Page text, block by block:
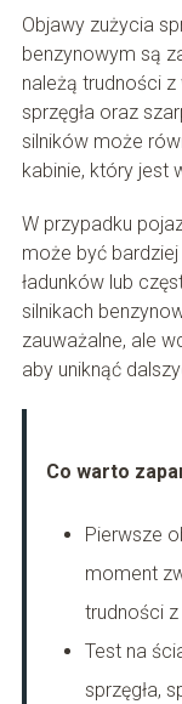
Objawy zużycia
benzynowym są
należą trudności z
sprzęgła oraz
silników może
kabinie, który jest
W przypadku
może być
ładunków lub
silnikach
zauważalne, ale
aby uniknąć
Co warto
Pierwsze
moment
trudności z
Test na
sprzęgła,